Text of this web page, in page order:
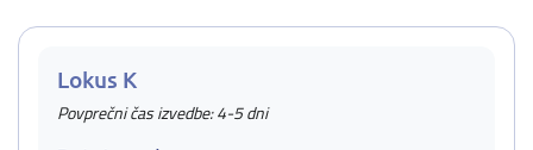
Lokus K
Povprečni čas izvedbe: 4-5 dni